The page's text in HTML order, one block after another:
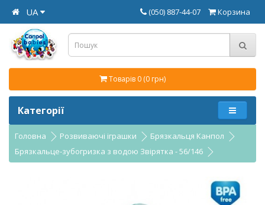
UA Корзина
(050) 887-44-07
Товарів 0 (0 грн)
Категорії
Головна Розвиваючі іграшки
Брязкальця Канпол
Брязкальце-зубогризка з водою Звірятка - 56/146